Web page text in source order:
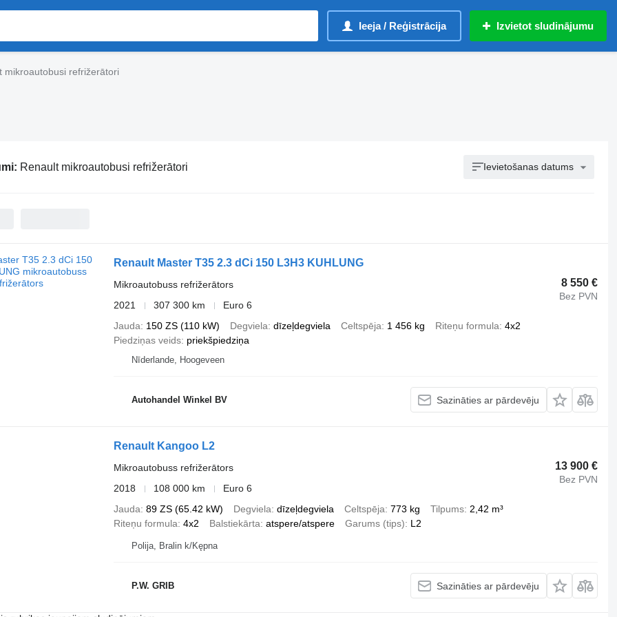
Ieeja / Reģistrācija Izvietot sludinājumu
mikroautobusi refrižerātori
Renault mikroautobusi refrižerātori Ievietošanas datums
Renault Master T35 2.3 dCi 150 L3H3 KUHLUNG
8 550 €
Bez PVN
Mikroautobuss refrižerātors
2021
307 300 km
Euro 6
Jauda
150 ZS (110 kW) Degviela dīzeļdegviela Celtspēja 1 456 kg Riteņu formula 4x2
Piedziņas veids priekšpiedziņa
Nīderlande, Hoogeveen
Autohandel Winkel BV Sazināties ar pārdevēju
Renault Kangoo L2
13 900 €
Bez PVN
Mikroautobuss refrižerātors
2018
108 000 km
Euro 6
Jauda 89 ZS (65.42 kW) Degviela dīzeļdegviela Celtspēja 773 kg Tilpums 2,42 m³
Riteņu formula 4x2 Balstiekārta atspere/atspere Garums (tips) L2
Polija, Bralin k/Kępna
P.W. GRIB Sazināties ar pārdevēju